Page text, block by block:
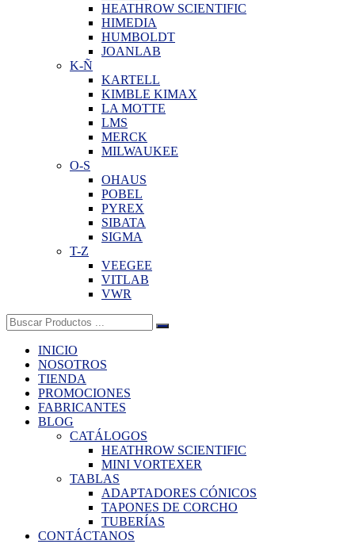
HEATHROW SCIENTIFIC
HIMEDIA
HUMBOLDT
JOANLAB
K-Ñ
KARTELL
KIMBLE KIMAX
LA MOTTE
LMS
MERCK
MILWAUKEE
O-S
OHAUS
POBEL
PYREX
SIBATA
SIGMA
T-Z
VEEGEE
VITLAB
VWR
Buscar:
INICIO
NOSOTROS
TIENDA
PROMOCIONES
FABRICANTES
BLOG
CATÁLOGOS
HEATHROW SCIENTIFIC
MINI VORTEXER
TABLAS
ADAPTADORES CÓNICOS
TAPONES DE CORCHO
TUBERÍAS
CONTÁCTANOS